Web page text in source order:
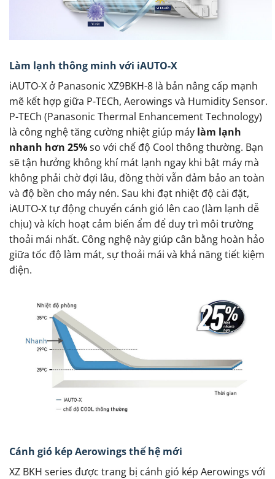
Làm lạnh thông minh với iAUTO-X
iAUTO-X ở Panasonic XZ9BKH-8 là bản nâng cấp mạnh
mẽ kết hợp giữa P-TECh, Aerowings và Humidity Sensor.
P-TECh (Panasonic Thermal Enhancement Technology)
là công nghệ tăng cường nhiệt giúp máy làm lạnh
nhanh hơn 25%so với chế độ Cool thông thường. Bạn
sẽ tận hưởng không khí mát lạnh ngay khi bật máy mà
không phải chờ đợi lâu, đồng thời vẫn đảm bảo an toàn
và độ bền cho máy nén. Sau khi đạt nhiệt độ cài đặt,
iAUTO-X tự động chuyển cánh gió lên cao (làm lạnh dễ
chịu) và kích hoạt cảm biến ẩm để duy trì môi trường
thoải mái nhất. Công nghệ này giúp cân bằng hoàn hảo
giữa tốc độ làm mát, sự thoải mái và khả năng tiết kiệm
điện.
Cánh gió kép Aerowings thế hệ mới
XZ BKH series được trang bị cánh gió kép Aerowings với